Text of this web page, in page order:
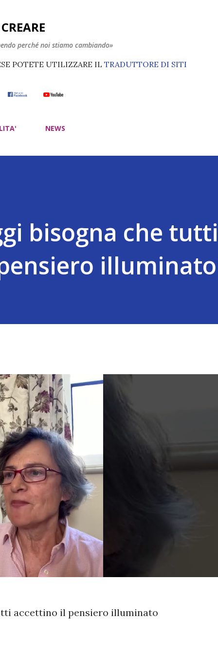
perché noi stiamo cambiando»
POTETE UTILIZZARE IL TRADUTTORE DI SITI
NEWS
bisogna che tutti
illuminato
accettino il pensiero illuminato